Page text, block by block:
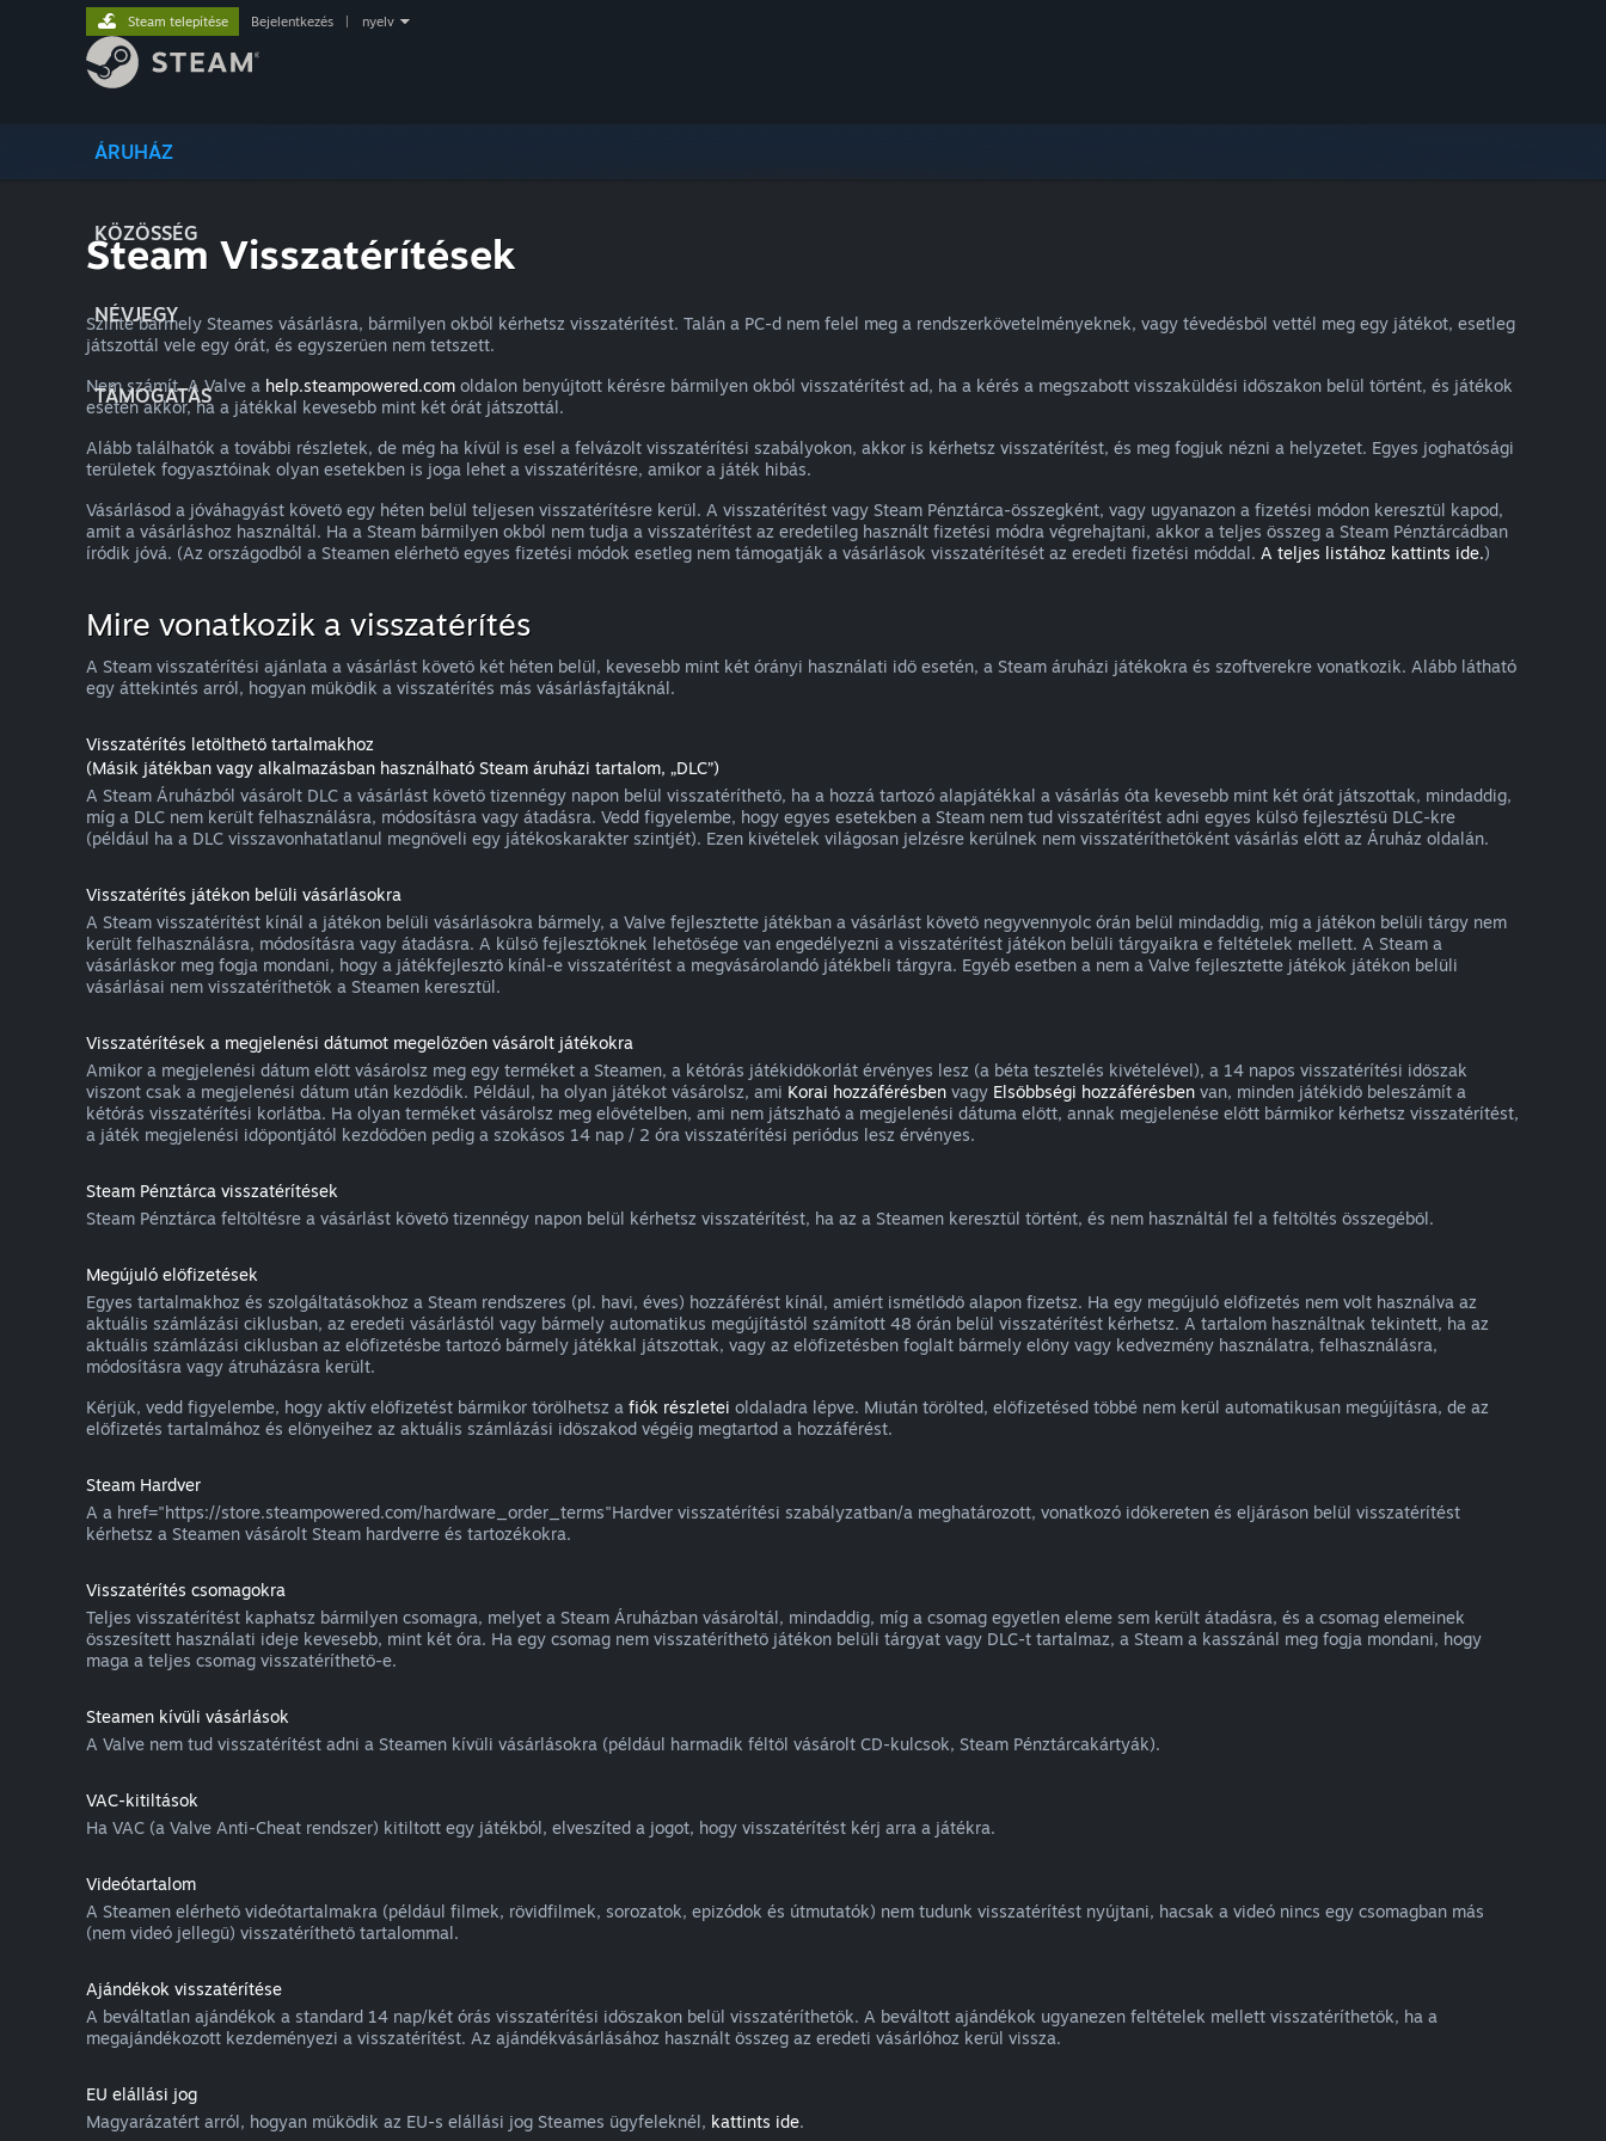
ÁRUHÁZ
KÖZÖSSÉG
NÉVJEGY
TÁMOGATÁS
Steam telepítése Bejelentkezés nyelv
Steam Visszatérítések
Szinte bármely Steames vásárlásra, bármilyen okból kérhetsz visszatérítést. Talán a PC-d nem felel meg a rendszerkövetelményeknek, vagy tévedésből vettél meg egy játékot, esetleg
játszottál vele egy órát, és egyszerűen nem tetszett.
Nem számít. A Valve a help.steampowered.com oldalon benyújtott kérésre bármilyen okból visszatérítést ad, ha a kérés a megszabott visszaküldési időszakon belül történt, és játékok
esetén akkor, ha a játékkal kevesebb mint két órát játszottál.
Alább találhatók a további részletek, de még ha kívül is esel a felvázolt visszatérítési szabályokon, akkor is kérhetsz visszatérítést, és meg fogjuk nézni a helyzetet. Egyes joghatósági
területek fogyasztóinak olyan esetekben is joga lehet a visszatérítésre, amikor a játék hibás.
Vásárlásod a jóváhagyást követő egy héten belül teljesen visszatérítésre kerül. A visszatérítést vagy Steam Pénztárca-összegként, vagy ugyanazon a fizetési módon keresztül kapod,
amit a vásárláshoz használtál. Ha a Steam bármilyen okból nem tudja a visszatérítést az eredetileg használt fizetési módra végrehajtani, akkor a teljes összeg a Steam Pénztárcádban
íródik jóvá. (Az országodból a Steamen elérhető egyes fizetési módok esetleg nem támogatják a vásárlások visszatérítését az eredeti fizetési móddal. A teljes listához kattints ide.)
Mire vonatkozik a visszatérítés
A Steam visszatérítési ajánlata a vásárlást követő két héten belül, kevesebb mint két órányi használati idő esetén, a Steam áruházi játékokra és szoftverekre vonatkozik. Alább látható
egy áttekintés arról, hogyan működik a visszatérítés más vásárlásfajtáknál.
Visszatérítés letölthető tartalmakhoz
(Másik játékban vagy alkalmazásban használható Steam áruházi tartalom, „DLC”)
A Steam Áruházból vásárolt DLC a vásárlást követő tizennégy napon belül visszatéríthető, ha a hozzá tartozó alapjátékkal a vásárlás óta kevesebb mint két órát játszottak, mindaddig,
míg a DLC nem került felhasználásra, módosításra vagy átadásra. Vedd figyelembe, hogy egyes esetekben a Steam nem tud visszatérítést adni egyes külső fejlesztésű DLC-kre
(például ha a DLC visszavonhatatlanul megnöveli egy játékoskarakter szintjét). Ezen kivételek világosan jelzésre kerülnek nem visszatéríthetőként vásárlás előtt az Áruház oldalán.
Visszatérítés játékon belüli vásárlásokra
A Steam visszatérítést kínál a játékon belüli vásárlásokra bármely, a Valve fejlesztette játékban a vásárlást követő negyvennyolc órán belül mindaddig, míg a játékon belüli tárgy nem
került felhasználásra, módosításra vagy átadásra. A külső fejlesztőknek lehetősége van engedélyezni a visszatérítést játékon belüli tárgyaikra e feltételek mellett. A Steam a
vásárláskor meg fogja mondani, hogy a játékfejlesztő kínál-e visszatérítést a megvásárolandó játékbeli tárgyra. Egyéb esetben a nem a Valve fejlesztette játékok játékon belüli
vásárlásai nem visszatéríthetők a Steamen keresztül.
Visszatérítések a megjelenési dátumot megelőzően vásárolt játékokra
Amikor a megjelenési dátum előtt vásárolsz meg egy terméket a Steamen, a kétórás játékidőkorlát érvényes lesz (a béta tesztelés kivételével), a 14 napos visszatérítési időszak
viszont csak a megjelenési dátum után kezdődik. Például, ha olyan játékot vásárolsz, ami Korai hozzáférésben vagy Elsőbbségi hozzáférésben van, minden játékidő beleszámít a
kétórás visszatérítési korlátba. Ha olyan terméket vásárolsz meg elővételben, ami nem játszható a megjelenési dátuma előtt, annak megjelenése előtt bármikor kérhetsz visszatérítést,
a játék megjelenési időpontjától kezdődően pedig a szokásos 14 nap / 2 óra visszatérítési periódus lesz érvényes.
Steam Pénztárca visszatérítések
Steam Pénztárca feltöltésre a vásárlást követő tizennégy napon belül kérhetsz visszatérítést, ha az a Steamen keresztül történt, és nem használtál fel a feltöltés összegéből.
Megújuló előfizetések
Egyes tartalmakhoz és szolgáltatásokhoz a Steam rendszeres (pl. havi, éves) hozzáférést kínál, amiért ismétlődő alapon fizetsz. Ha egy megújuló előfizetés nem volt használva az
aktuális számlázási ciklusban, az eredeti vásárlástól vagy bármely automatikus megújítástól számított 48 órán belül visszatérítést kérhetsz. A tartalom használtnak tekintett, ha az
aktuális számlázási ciklusban az előfizetésbe tartozó bármely játékkal játszottak, vagy az előfizetésben foglalt bármely előny vagy kedvezmény használatra, felhasználásra,
módosításra vagy átruházásra került.
Kérjük, vedd figyelembe, hogy aktív előfizetést bármikor törölhetsz a fiók részletei oldaladra lépve. Miután törölted, előfizetésed többé nem kerül automatikusan megújításra, de az
előfizetés tartalmához és előnyeihez az aktuális számlázási időszakod végéig megtartod a hozzáférést.
Steam Hardver
A a href="https://store.steampowered.com/hardware_order_terms"Hardver visszatérítési szabályzatban/a meghatározott, vonatkozó időkereten és eljáráson belül visszatérítést
kérhetsz a Steamen vásárolt Steam hardverre és tartozékokra.
Visszatérítés csomagokra
Teljes visszatérítést kaphatsz bármilyen csomagra, melyet a Steam Áruházban vásároltál, mindaddig, míg a csomag egyetlen eleme sem került átadásra, és a csomag elemeinek
összesített használati ideje kevesebb, mint két óra. Ha egy csomag nem visszatéríthető játékon belüli tárgyat vagy DLC-t tartalmaz, a Steam a kasszánál meg fogja mondani, hogy
maga a teljes csomag visszatéríthető-e.
Steamen kívüli vásárlások
A Valve nem tud visszatérítést adni a Steamen kívüli vásárlásokra (például harmadik féltől vásárolt CD-kulcsok, Steam Pénztárcakártyák).
VAC-kitiltások
Ha VAC (a Valve Anti-Cheat rendszer) kitiltott egy játékból, elveszíted a jogot, hogy visszatérítést kérj arra a játékra.
Videótartalom
A Steamen elérhető videótartalmakra (például filmek, rövidfilmek, sorozatok, epizódok és útmutatók) nem tudunk visszatérítést nyújtani, hacsak a videó nincs egy csomagban más
(nem videó jellegű) visszatéríthető tartalommal.
Ajándékok visszatérítése
A beváltatlan ajándékok a standard 14 nap/két órás visszatérítési időszakon belül visszatéríthetők. A beváltott ajándékok ugyanezen feltételek mellett visszatéríthetők, ha a
megajándékozott kezdeményezi a visszatérítést. Az ajándékvásárlásához használt összeg az eredeti vásárlóhoz kerül vissza.
EU elállási jog
Magyarázatért arról, hogyan működik az EU-s elállási jog Steames ügyfeleknél, kattints ide.